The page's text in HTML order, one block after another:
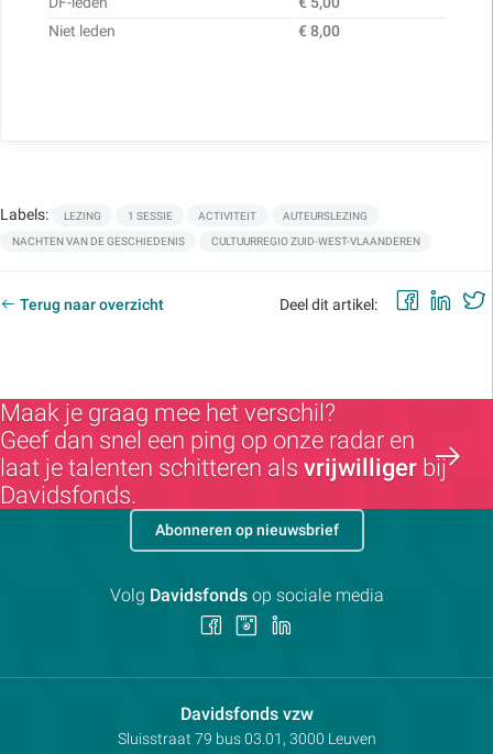
Niet leden
€ 8,00
Labels: LEZING 1 SESSIE ACTIVITEIT AUTEURSLEZING
NACHTEN VAN DE GESCHIEDENIS CULTUURREGIO ZUID-WEST-VLAANDEREN
Terug naar overzicht Deel dit artikel:
Maak je graag mee het verschil?
Geef dan snel een ping op onze radar en
laat je talenten schitteren als vrijwilliger bij
Davidsfonds.
Davidsfonds vzwContactpersoon:
Adres:
Sluisstraat 79 bus 03.01, 3000 Leuven
Abonneren op nieuwsbrief
Volg Davidsfondsop sociale media
Volg Volg